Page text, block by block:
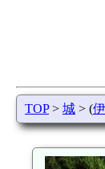
TOP> 城 > (